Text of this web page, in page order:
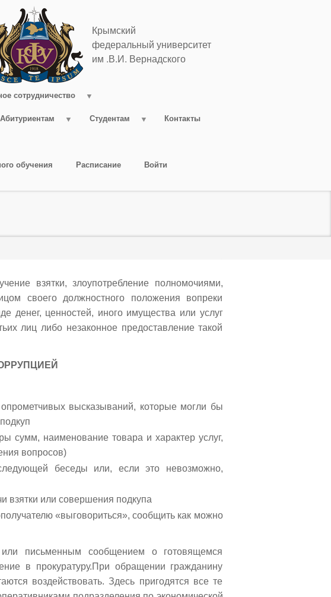
Крымский
федеральный университет
им .В.И. Вернадского
сотрудничество
Абитуриентам Студентам Контакты
обучения Расписание Войти
взятки, злоупотребление полномочиями,
своего должностного положения вопреки
денег, ценностей, иного имущества или услуг
лиц либо незаконное предоставление такой
высказываний, которые могли бы
сумм, наименование товара и характер услуг,
вопросов)
беседы или, если это невозможно,
взятки или совершения подкупа
«выговориться», сообщить как можно
или письменным сообщением о готовящемся
в прокуратуру.При обращении гражданину
воздействовать. Здесь пригодятся все те